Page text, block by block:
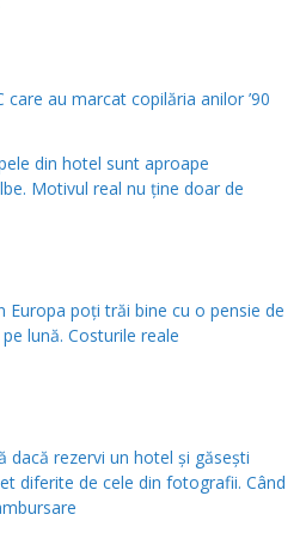
au marcat copilăria anilor ’90
din hotel sunt aproape
Motivul real nu ține doar de
Europa poți trăi bine cu o pensie de
lună. Costurile reale
dacă rezervi un hotel și găsești
diferite de cele din fotografii. Când